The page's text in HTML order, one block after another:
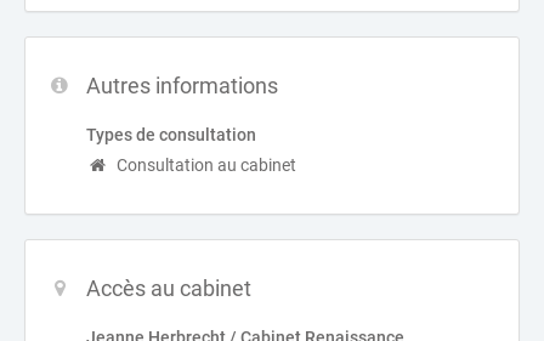
Autres informations
Types de consultation
Consultation au cabinet
Accès au cabinet